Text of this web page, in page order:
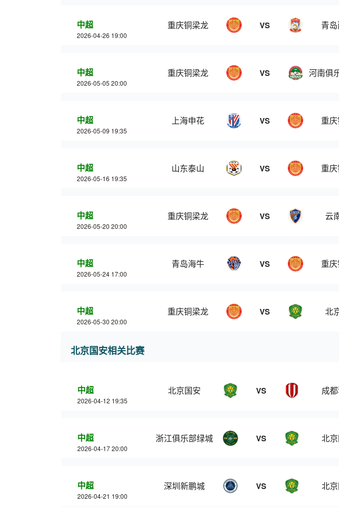
中超
2026-04-26 19:00
重庆铜梁龙 VS 青
中超
2026-05-05 20:00
重庆铜梁龙 VS 河南俱
中超
2026-05-09 19:35
上海申花 VS 重
中超
2026-05-16 19:35
山东泰山 VS 重
中超
2026-05-20 20:00
重庆铜梁龙 VS 云
中超
2026-05-24 17:00
青岛海牛 VS 重
中超
2026-05-30 20:00
重庆铜梁龙 VS 北
北京国安相关比赛
中超
2026-04-12 19:35
北京国安 VS 成
中超
2026-04-17 20:00
浙江俱乐部绿城 VS 北
中超
2026-04-21 19:00
深圳新鹏城 VS 北